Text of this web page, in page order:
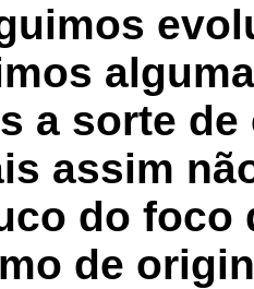
a sorte
assim
do foco
de